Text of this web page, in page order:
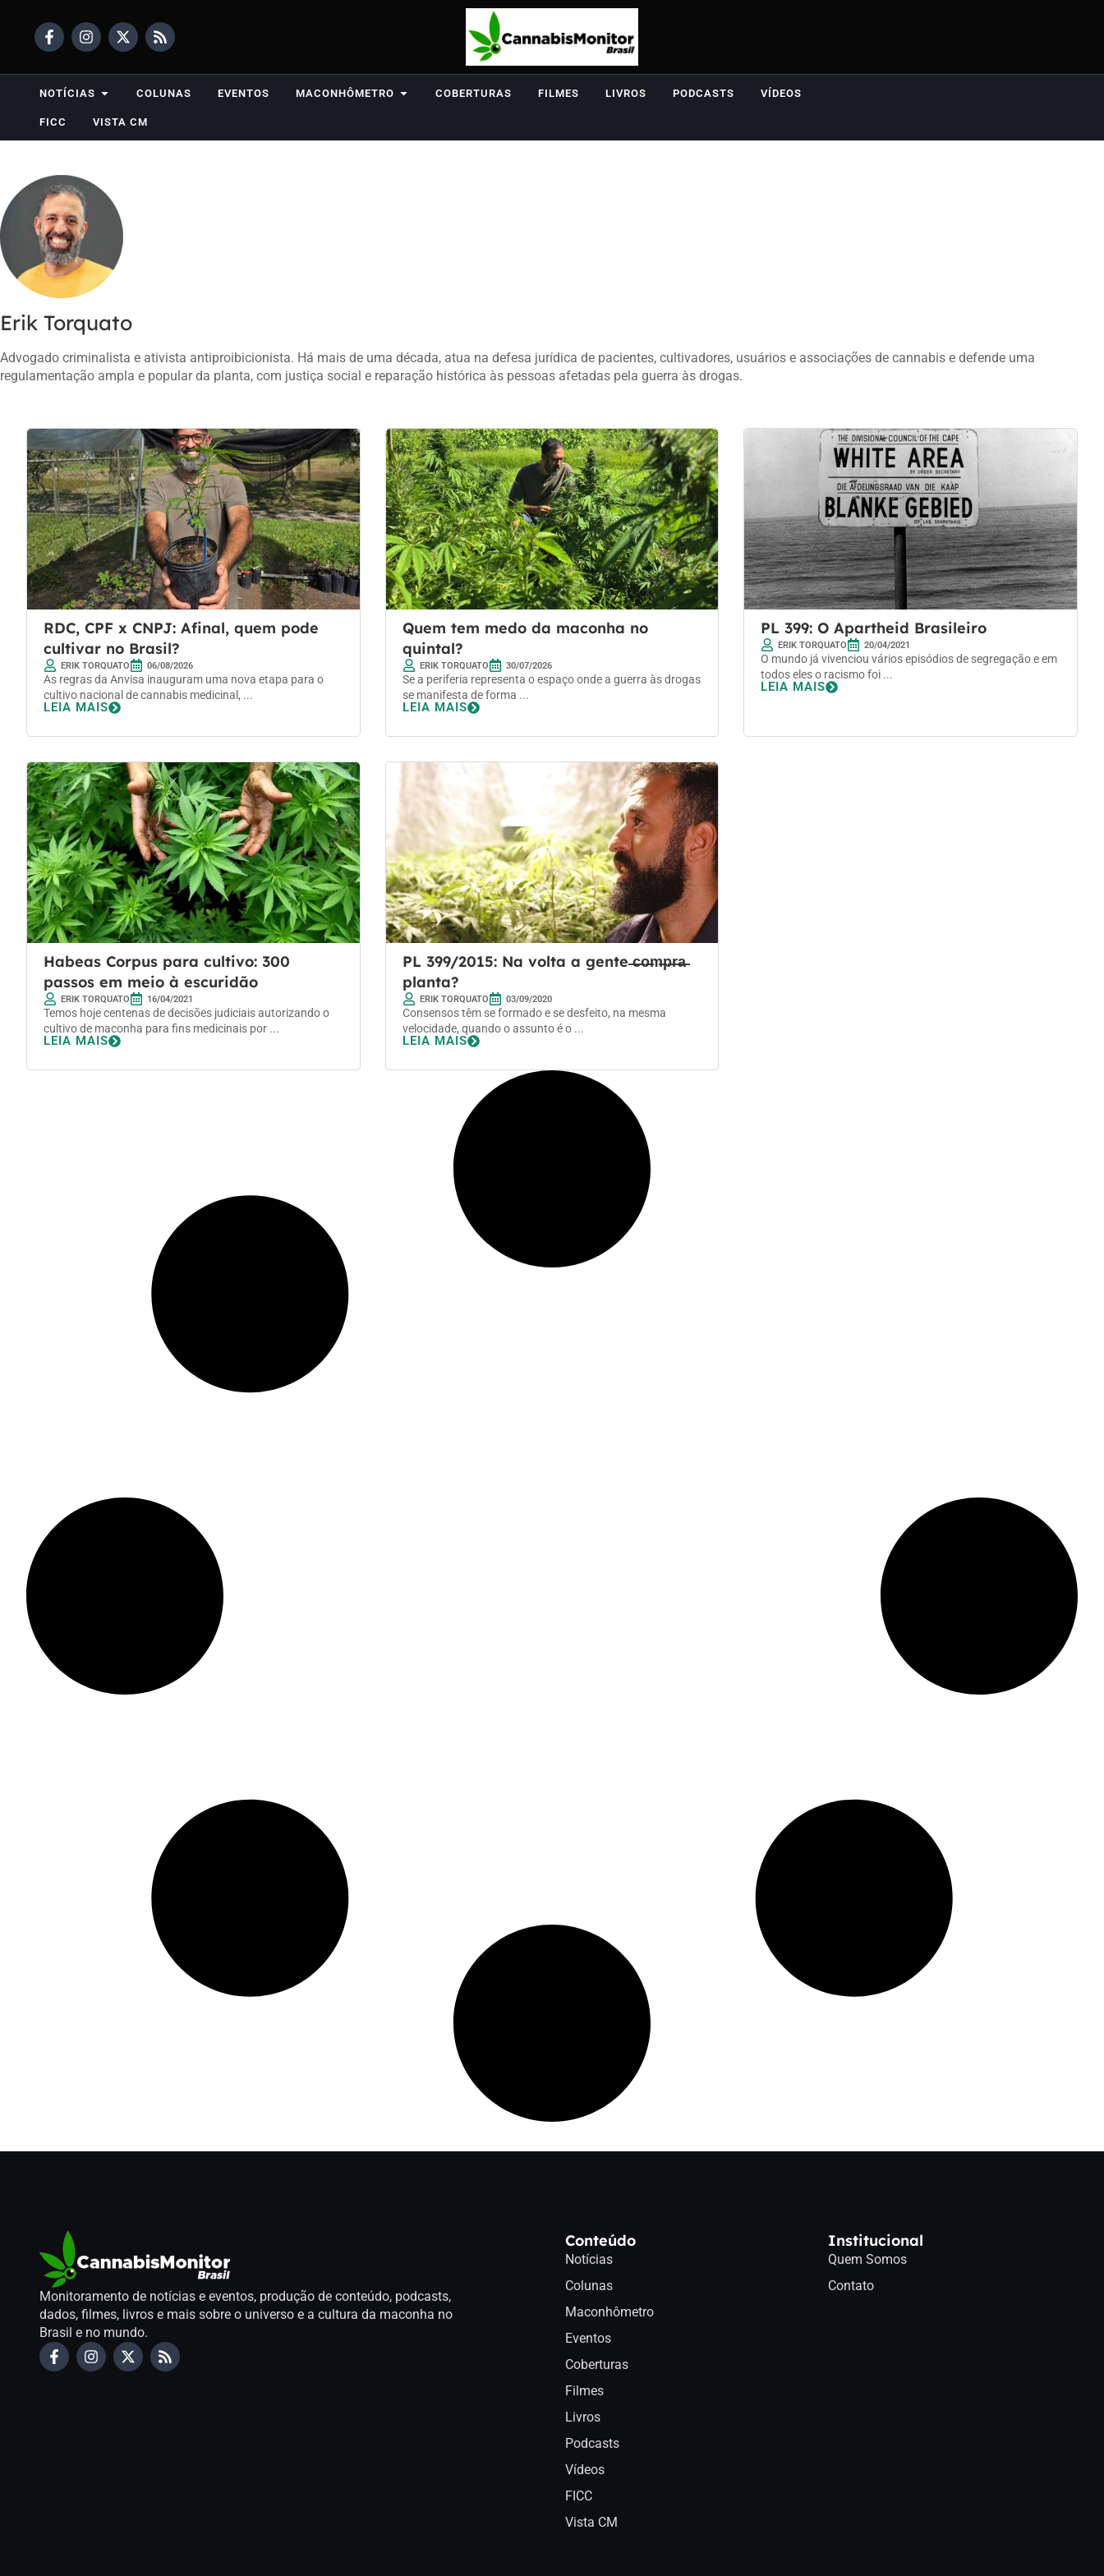
NOTÍCIAS COLUNAS EVENTOS MACONHÔMETRO COBERTURAS FILMES LIVROS PODCASTS VÍDEOS
FICC VISTA CM
Erik Torquato
Advogado criminalista e ativista antiproibicionista. Há mais de uma década, atua na defesa jurídica de pacientes, cultivadores, usuários e associações de cannabis e defende uma
regulamentação ampla e popular da planta, com justiça social e reparação histórica às pessoas afetadas pela guerra às drogas.
RDC, CPF x CNPJ: Afinal, quem pode
cultivar no Brasil?
ERIK TORQUATO 06/08/2026
As regras da Anvisa inauguram uma nova etapa para o
cultivo nacional de cannabis medicinal, ...
LEIA MAIS
Quem tem medo da maconha no
quintal?
ERIK TORQUATO 30/07/2026
Se a periferia representa o espaço onde a guerra às drogas
se manifesta de forma ...
LEIA MAIS
PL 399: O Apartheid Brasileiro
ERIK TORQUATO 20/04/2021
O mundo já vivenciou vários episódios de segregação e em
todos eles o racismo foi ...
LEIA MAIS
Habeas Corpus para cultivo: 300
passos em meio à escuridão
ERIK TORQUATO 16/04/2021
Temos hoje centenas de decisões judiciais autorizando o
cultivo de maconha para fins medicinais por ...
LEIA MAIS
PL 399/2015: Na volta a gente ̶c̶o̶m̶p̶r̶a̶
planta?
ERIK TORQUATO 03/09/2020
Consensos têm se formado e se desfeito, na mesma
velocidade, quando o assunto é o ...
LEIA MAIS
Monitoramento de notícias e eventos, produção de conteúdo, podcasts,
dados, filmes, livros e mais sobre o universo e a cultura da maconha no
Brasil e no mundo.
Conteúdo
Notícias
Colunas
Maconhômetro
Eventos
Coberturas
Filmes
Livros
Podcasts
Vídeos
FICC
Vista CM
Institucional
Quem Somos
Contato